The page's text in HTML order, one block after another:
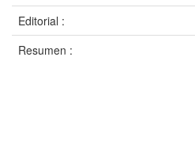
Editorial :
Resumen :